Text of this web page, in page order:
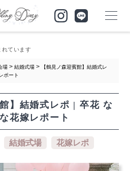
れています
場 >結婚式場 >
【鶴見ノ森迎賓館】結婚式レ
ポート
】結婚式レポ | 卒花 な
花嫁レポート
結婚式場 花嫁レポ